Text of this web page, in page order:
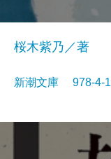
桜木紫乃／著
新潮文庫 978-4-